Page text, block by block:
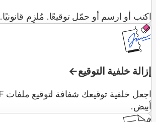
اكتب أو ارسم أو حمّل توقيعًا. مُلزِم قانونيًا.
إزالة خلفية التوقيع
أبيض.